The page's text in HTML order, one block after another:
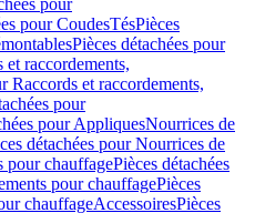
pour
pour CoudesTésPièces
Pièces détachées pour
et raccordements,
Raccords et raccordements,
pour
pour AppliquesNourrices de
détachées pour Nourrices de
pour chauffagePièces détachées
pour chauffagePièces
chauffageAccessoiresPièces